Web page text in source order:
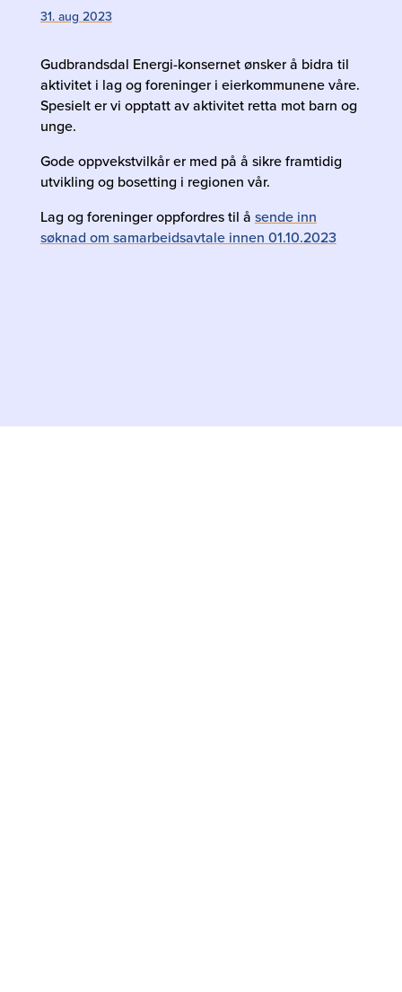
31. aug 2023
Gudbrandsdal Energi-konsernet ønsker å bidra til
aktivitet i lag og foreninger i eierkommunene våre.
Spesielt er vi opptatt av aktivitet retta mot barn og
unge.
Gode oppvekstvilkår er med på å sikre framtidig
utvikling og bosetting i regionen vår.
Lag og foreninger oppfordres til å sende inn
søknad om samarbeidsavtale innen 01.10.2023